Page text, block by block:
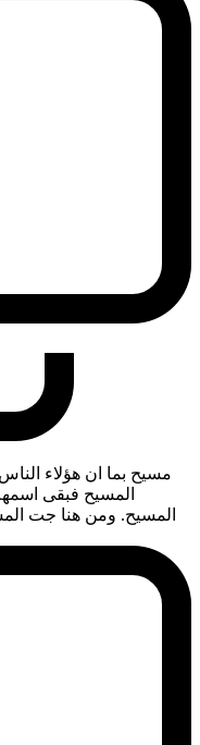
مسيح بما ان هؤلاء
المسيح فبقى
المسيح. ومن هنا جت